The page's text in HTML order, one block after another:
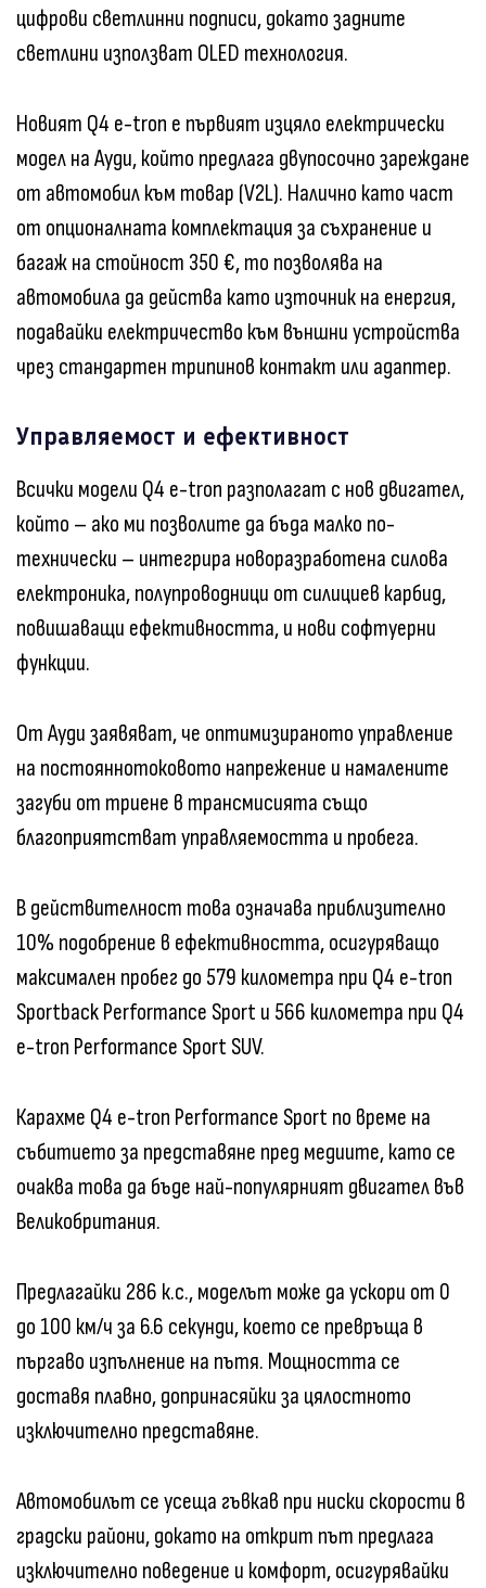
цифрови светлинни подписи, докато задните
светлини използват OLED технология.
Новият Q4 e-tron е първият изцяло електрически
модел на Ауди, който предлага двупосочно зареждане
от автомобил към товар (V2L). Налично като част
от опционалната комплектация за съхранение и
багаж на стойност 350 €, то позволява на
автомобила да действа като източник на енергия,
подавайки електричество към външни устройства
чрез стандартен трипинов контакт или адаптер.
Управляемост и ефективност
Всички модели Q4 e-tron разполагат с нов двигател,
който – ако ми позволите да бъда малко по-
технически – интегрира новоразработена силова
електроника, полупроводници от силициев карбид,
повишаващи ефективността, и нови софтуерни
функции.
От Ауди заявяват, че оптимизираното управление
на постояннотоковото напрежение и намалените
загуби от триене в трансмисията също
благоприятстват управляемостта и пробега.
В действителност това означава приблизително
10% подобрение в ефективността, осигуряващо
максимален пробег до 579 километра при Q4 e-tron
Sportback Performance Sport и 566 километра при Q4
e-tron Performance Sport SUV.
Карахме Q4 e-tron Performance Sport по време на
събитието за представяне пред медиите, като се
очаква това да бъде най-популярният двигател във
Великобритания.
Предлагайки 286 к.с., моделът може да ускори от 0
до 100 км/ч за 6.6 секунди, което се превръща в
пъргаво изпълнение на пътя. Мощността се
доставя плавно, допринасяйки за цялостното
изключително представяне.
Автомобилът се усеща гъвкав при ниски скорости в
градски райони, докато на открит път предлага
изключително поведение и комфорт, осигурявайки